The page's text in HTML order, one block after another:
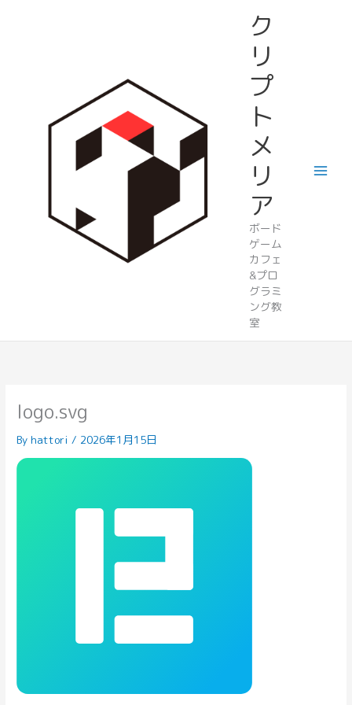
ク
リ
プ
ト
メ
リ
ア
ボード
ゲーム
カフェ
&プロ
グラミ
ング教
室
logo.svg
Byhattori/ 2026年1月15日